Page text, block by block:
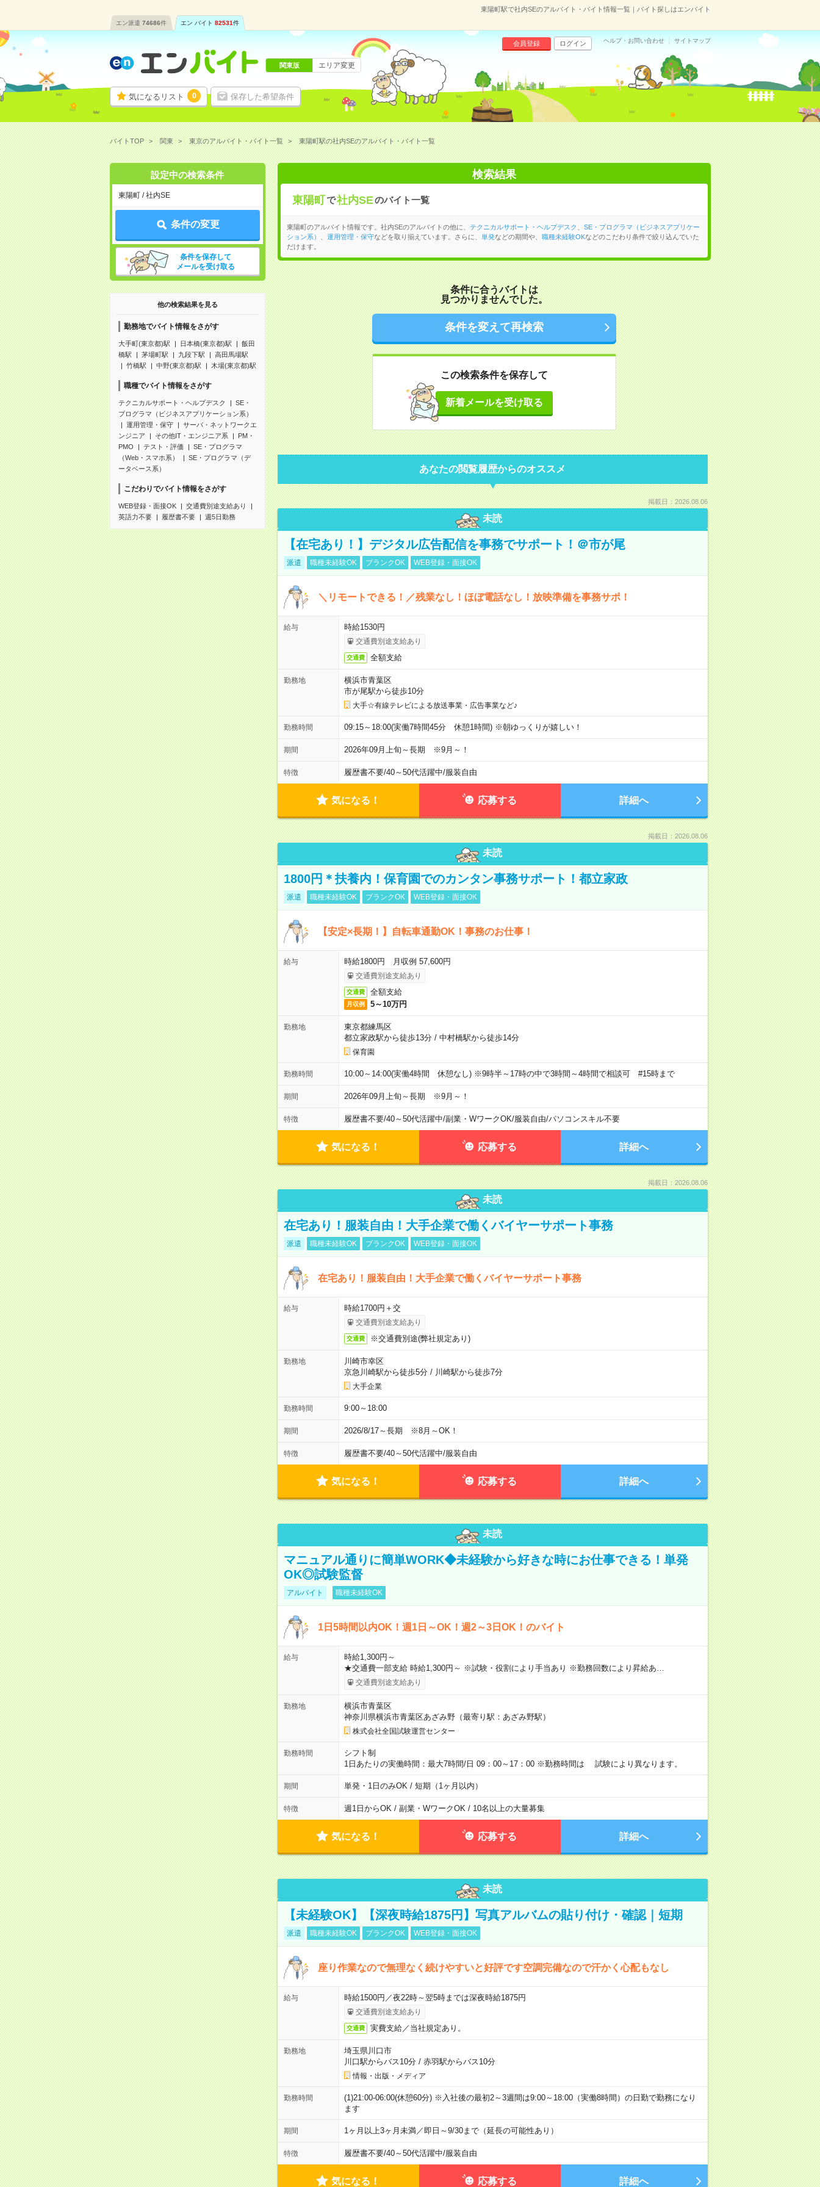
東陽町駅で社内SEのアルバイト・バイト情報一覧｜バイト探しはエンバイト
エン派遣 74686件 エン バイト 82531件
気になるリスト 0 保存した希望条件
会員登録 ログイン ヘルプ・お問い合わせ サイトマップ
関東版 エリア変更
バイトTOP 関東 東京のアルバイト・バイト一覧 東陽町駅の社内SEのアルバイト・バイト一覧
設定中の検索条件
東陽町 / 社内SE
条件の変更
条件を保存して
メールを受け取る
他の検索結果を見る
勤務地でバイト情報をさがす
大手町(東京都)駅 日本橋(東京都)駅
飯田
橋駅
茅場町駅 九段下駅
高田馬場駅
竹橋駅
中野(東京都)駅 木場(東京都)駅
職種でバイト情報をさがす
テクニカルサポート・ヘルプデスク
SE・
プログラマ（ビジネスアプリケーション系）
運用管理・保守
サーバ・ネットワークエ
ンジニア
その他IT・エンジニア系
PM・
PMO
テスト・評価
SE・プログラマ
（Web・スマホ系）
SE・プログラマ（デ
ータベース系）
こだわりでバイト情報をさがす
WEB登録・面接OK
交通費別途支給あり
英語力不要
履歴書不要 週5日勤務
検索結果
東陽町で社内SEのバイト一覧
東陽町のアルバイト情報です。社内SEのアルバイトの他に、 テクニカルサポート・ヘルプデスク
SE・プログラマ（ビジネスアプリケー
ション系）
運用管理・保守などを取り揃えています。さらに、 単発などの期間や、 職種未経験OKなどのこだわり条件で絞り込んでいた
だけます。
条件に合うバイトは
見つかりませんでした。
条件を変えて再検索
この検索条件を保存して
新着メールを受け取る
あなたの閲覧履歴からのオススメ
掲載日：2026.08.06
未読
【在宅あり！】デジタル広告配信を事務でサポート！＠市が尾
派遣 職種未経験OK ブランクOK WEB登録・面接OK
＼リモートできる！／残業なし！ほぼ電話なし！放映準備を事務サポ！
給与 時給1530円
交通費別途支給あり
交通費 全額支給
勤務地
横浜市青葉区
市が尾駅から徒歩10分
大手☆有線テレビによる放送事業・広告事業など♪
勤務時間 09:15～18:00(実働7時間45分 休憩1時間) ※朝ゆっくりが嬉しい！
期間 2026年09月上旬～長期 ※9月～！
特徴 履歴書不要/40～50代活躍中/服装自由
気になる！ 応募する 詳細へ
掲載日：2026.08.06
未読
1800円＊扶養内！保育園でのカンタン事務サポート！都立家政
派遣 職種未経験OK ブランクOK WEB登録・面接OK
【安定×長期！】自転車通勤OK！事務のお仕事！
給与 時給1800円 月収例 57,600円
交通費別途支給あり
交通費 全額支給
月収例 5～10万円
勤務地
東京都練馬区
都立家政駅から徒歩13分/ 中村橋駅から徒歩14分
保育園
勤務時間 10:00～14:00(実働4時間 休憩なし) ※9時半～17時の中で3時間～4時間で相談可 #15時まで
期間 2026年09月上旬～長期 ※9月～！
特徴 履歴書不要/40～50代活躍中/副業・WワークOK/服装自由/パソコンスキル不要
気になる！ 応募する 詳細へ
掲載日：2026.08.06
未読
在宅あり！服装自由！大手企業で働くバイヤーサポート事務
派遣 職種未経験OK ブランクOK WEB登録・面接OK
在宅あり！服装自由！大手企業で働くバイヤーサポート事務
給与 時給1700円＋交
交通費別途支給あり
交通費 ※交通費別途(弊社規定あり)
勤務地
川崎市幸区
京急川崎駅から徒歩5分/ 川崎駅から徒歩7分
大手企業
勤務時間 9:00～18:00
期間 2026/8/17～長期 ※8月～OK！
特徴 履歴書不要/40～50代活躍中/服装自由
気になる！ 応募する 詳細へ
未読
マニュアル通りに簡単WORK◆未経験から好きな時にお仕事できる！単発
OK◎試験監督
アルバイト 職種未経験OK
1日5時間以内OK！週1日～OK！週2～3日OK！のバイト
給与
時給1,300円～
★交通費一部支給 時給1,300円～ ※試験・役割により手当あり ※勤務回数により昇給あ…
交通費別途支給あり
勤務地
横浜市青葉区
神奈川県横浜市青葉区あざみ野（最寄り駅：あざみ野駅）
株式会社全国試験運営センター
勤務時間
シフト制
1日あたりの実働時間：最大7時間/日 09：00～17：00 ※勤務時間は 試験により異なります。
期間 単発・1日のみOK / 短期（1ヶ月以内）
特徴 週1日からOK / 副業・WワークOK / 10名以上の大量募集
気になる！ 応募する 詳細へ
未読
【未経験OK】【深夜時給1875円】写真アルバムの貼り付け・確認｜短期
派遣 職種未経験OK ブランクOK WEB登録・面接OK
座り作業なので無理なく続けやすいと好評です空調完備なので汗かく心配もなし
給与 時給1500円／夜22時～翌5時までは深夜時給1875円
交通費別途支給あり
交通費 実費支給／当社規定あり。
勤務地
埼玉県川口市
川口駅からバス10分/ 赤羽駅からバス10分
情報・出版・メディア
勤務時間
(1)21:00-06:00(休憩60分) ※入社後の最初2～3週間は9:00～18:00（実働8時間）の日勤で勤務になり
ます
期間 1ヶ月以上3ヶ月未満／即日～9/30まで（延長の可能性あり）
特徴 履歴書不要/40～50代活躍中/服装自由
気になる！ 応募する 詳細へ